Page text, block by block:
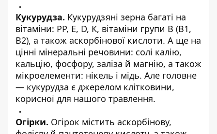
Кукурудза. Кукурудзяні зерна багаті на
вітаміни: РР, Е, D, К, вітаміни групи В (В1,
В2), а також аскорбінової кислоти. А ще на
цінні мінеральні речовини: солі калію,
кальцію, фосфору, заліза й магнію, а також
мікроелементи: нікель і мідь. Але головне
— кукурудза є джерелом клітковини,
корисної для нашого травлення.
Огірки. Огірок містить аскорбінову,